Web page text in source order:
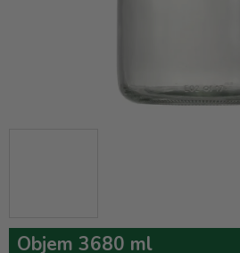
Objem 3680 ml